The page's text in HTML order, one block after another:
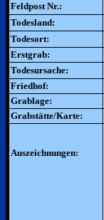
Feldpost Nr.:
Todesland:
Todesort:
Erstgrab:
Todesursache:
Friedhof:
Grablage:
Grabstätte/Karte:
Auszeichnungen: